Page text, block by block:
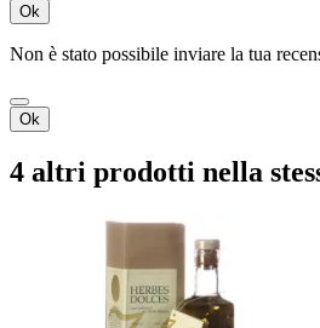
Ok
Non è stato possibile inviare la tua
Ok
4 altri prodotti nella